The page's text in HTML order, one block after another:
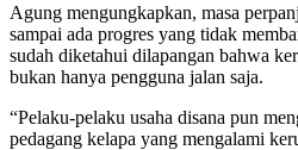
Agung mengungkapkan, masa
sampai ada progres yang tidak
sudah diketahui dilapangan bahwa
bukan hanya pengguna jalan saja.
“Pelaku-pelaku usaha disana pun
pedagang kelapa yang mengalami